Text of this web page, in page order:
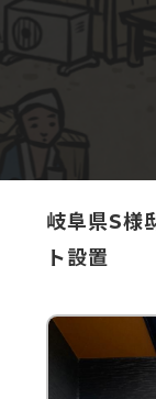
岐阜県S様
ト設置